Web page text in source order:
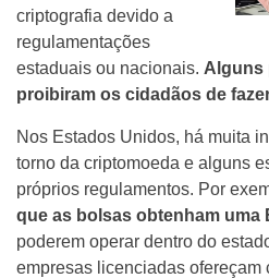
criptografia devido a
regulamentações
estaduais ou nacionais. Alguns
proibiram os cidadãos de
Nos Estados Unidos, há muita
torno da criptomoeda e alguns
próprios regulamentos. Por
que as bolsas obtenham uma
poderem operar dentro do
empresas licenciadas ofereçam